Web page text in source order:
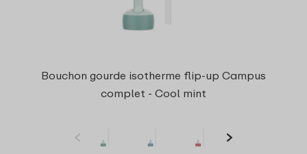
Bouchon gourde isotherme flip-up Campus
complet - Cool mint